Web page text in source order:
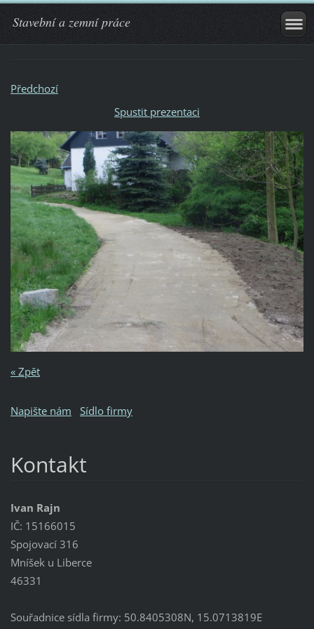
Stavební a zemní práce
Předchozí
Spustit prezentaci
« Zpět
Napište nám Sídlo firmy
Kontakt
Ivan Rajn
IČ: 15166015
Spojovací 316
Mníšek u Liberce
46331
Souřadnice sídla firmy: 50.8405308N, 15.0713819E